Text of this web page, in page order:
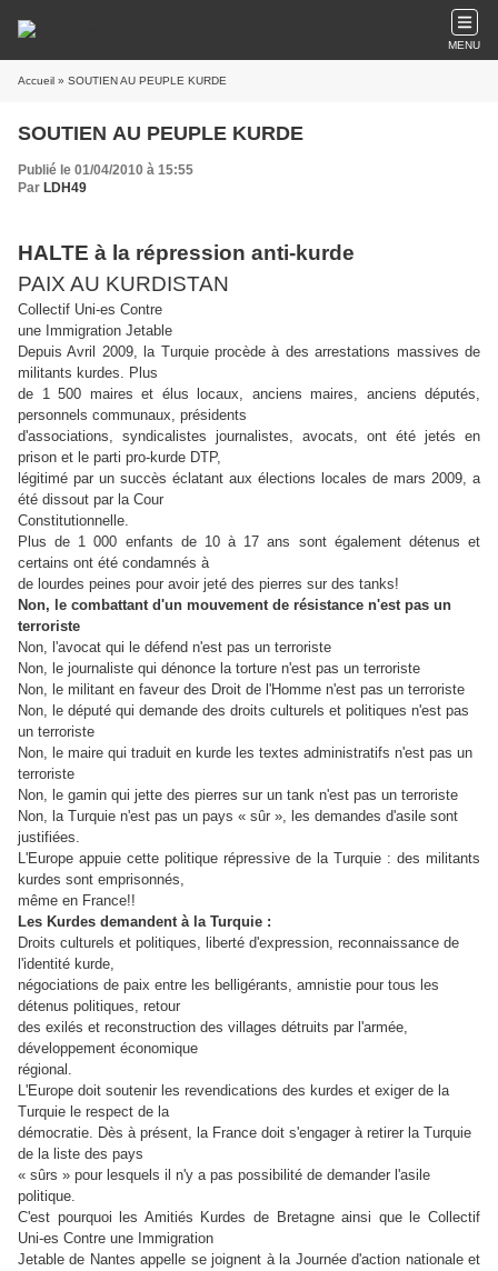
MENU
Accueil » SOUTIEN AU PEUPLE KURDE
SOUTIEN AU PEUPLE KURDE
Publié le 01/04/2010 à 15:55
Par LDH49
HALTE à la répression anti-kurde
PAIX AU KURDISTAN
Collectif Uni-es Contre
une Immigration Jetable
Depuis Avril 2009, la Turquie procède à des arrestations massives de
militants kurdes. Plus
de 1 500 maires et élus locaux, anciens maires, anciens députés,
personnels communaux, présidents
d'associations, syndicalistes journalistes, avocats, ont été jetés en
prison et le parti pro-kurde DTP,
légitimé par un succès éclatant aux élections locales de mars 2009, a
été dissout par la Cour
Constitutionnelle.
Plus de 1 000 enfants de 10 à 17 ans sont également détenus et
certains ont été condamnés à
de lourdes peines pour avoir jeté des pierres sur des tanks!
Non, le combattant d'un mouvement de résistance n'est pas un
terroriste
Non, l'avocat qui le défend n'est pas un terroriste
Non, le journaliste qui dénonce la torture n'est pas un terroriste
Non, le militant en faveur des Droit de l'Homme n'est pas un terroriste
Non, le député qui demande des droits culturels et politiques n'est pas
un terroriste
Non, le maire qui traduit en kurde les textes administratifs n'est pas un
terroriste
Non, le gamin qui jette des pierres sur un tank n'est pas un terroriste
Non, la Turquie n'est pas un pays « sûr », les demandes d'asile sont
justifiées.
L'Europe appuie cette politique répressive de la Turquie : des militants
kurdes sont emprisonnés,
même en France!!
Les Kurdes demandent à la Turquie :
Droits culturels et politiques, liberté d'expression, reconnaissance de
l'identité kurde,
négociations de paix entre les belligérants, amnistie pour tous les
détenus politiques, retour
des exilés et reconstruction des villages détruits par l'armée,
développement économique
régional.
L'Europe doit soutenir les revendications des kurdes et exiger de la
Turquie le respect de la
démocratie. Dès à présent, la France doit s'engager à retirer la Turquie
de la liste des pays
« sûrs » pour lesquels il n'y a pas possibilité de demander l'asile
politique.
C'est pourquoi les Amitiés Kurdes de Bretagne ainsi que le Collectif
Uni-es Contre une Immigration
Jetable de Nantes appelle se joignent à la Journée d'action nationale et